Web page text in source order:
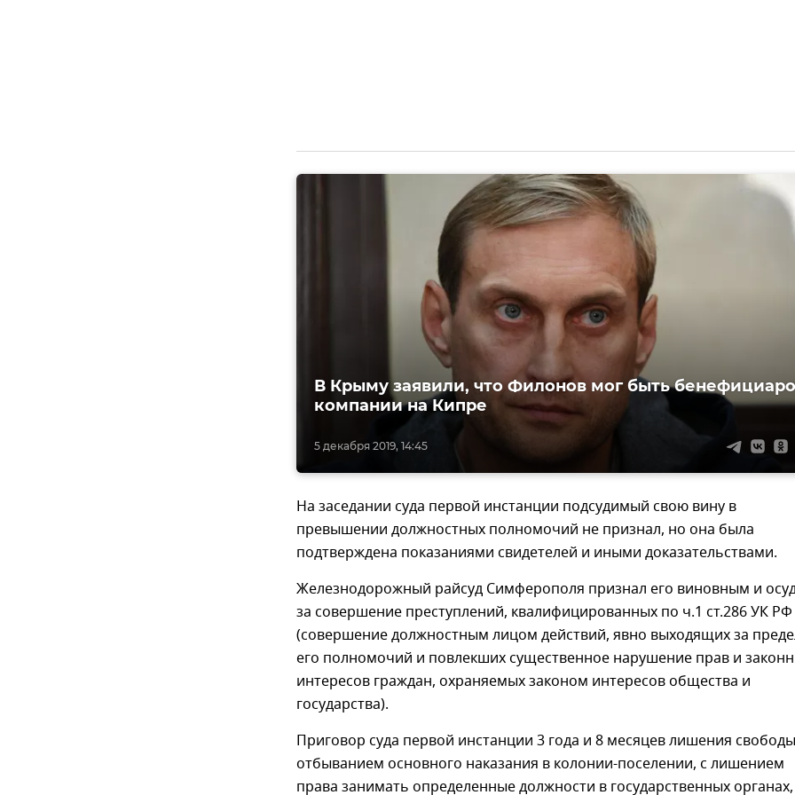
5 декабря 2019, 14:45
В Крыму заявили, что Филонов мог быть
компании на Кипре
На заседании суда первой инстанции подсудимый свою вину в
превышении должностных полномочий не признал, но она была
подтверждена показаниями свидетелей и иными доказательствами.
Железнодорожный райсуд Симферополя признал его виновным и
за совершение преступлений, квалифицированных по ч.1 ст.286 УК РФ
(совершение должностным лицом действий, явно выходящих за
его полномочий и повлекших существенное нарушение прав и
интересов граждан, охраняемых законом интересов общества и
государства).
Приговор суда первой инстанции 3 года и 8 месяцев лишения
отбыванием основного наказания в колонии-поселении, с лишением
права занимать определенные должности в государственных органах,